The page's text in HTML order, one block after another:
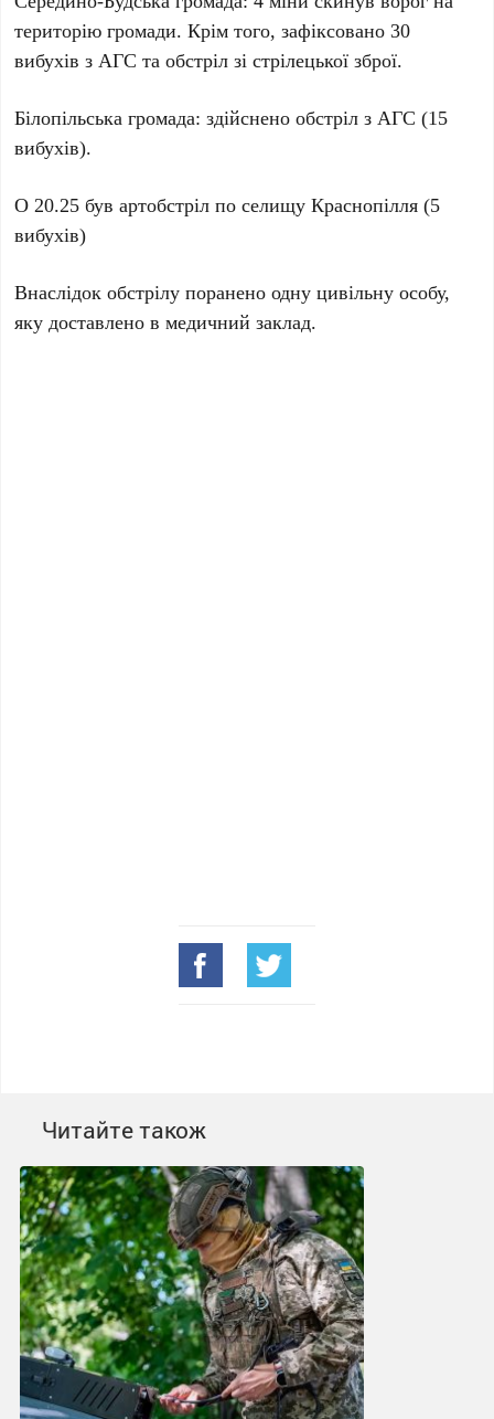
територію громади. Крім того, зафіксовано 30
вибухів з АГС та обстріл зі стрілецької зброї.
Білопільська громада: здійснено обстріл з АГС (15
вибухів).
О 20.25 був артобстріл по селищу Краснопілля (5
вибухів)
Внаслідок обстрілу поранено одну цивільну особу,
яку доставлено в медичний заклад.
Читайте також